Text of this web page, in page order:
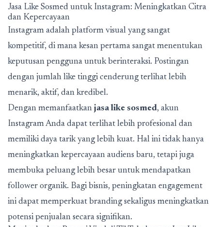
Jasa Like Sosmed untuk Instagram: Meningkatkan Citra
dan Kepercayaan
Instagram adalah platform visual yang sangat
kompetitif, di mana kesan pertama sangat menentukan
keputusan pengguna untuk berinteraksi. Postingan
dengan jumlah like tinggi cenderung terlihat lebih
menarik, aktif, dan kredibel.
Dengan memanfaatkan jasa like sosmed, akun
Instagram Anda dapat terlihat lebih profesional dan
memiliki daya tarik yang lebih kuat. Hal ini tidak hanya
meningkatkan kepercayaan audiens baru, tetapi juga
membuka peluang lebih besar untuk mendapatkan
follower organik. Bagi bisnis, peningkatan engagement
ini dapat memperkuat branding sekaligus meningkatkan
potensi penjualan secara signifikan.